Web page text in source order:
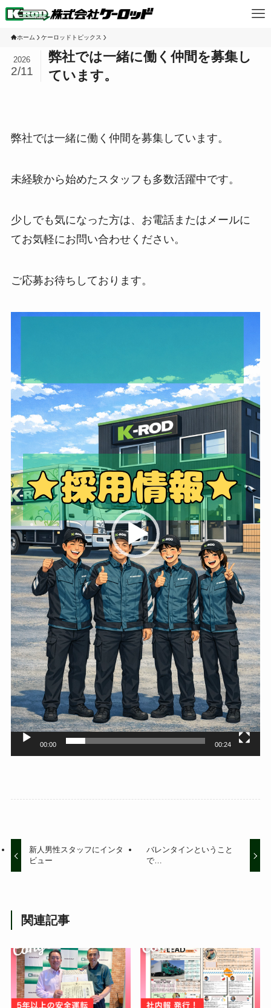
ホーム ケーロッドトピックス
弊社では一緒に働く仲間を募集し
ています。
2026
2/11
弊社では一緒に働く仲間を募集しています。
未経験から始めたスタッフも多数活躍中です。
少しでも気になった方は、お電話またはメールに
てお気軽にお問い合わせください。
ご応募お待ちしております。
レ
ー
ヤ
ー
00:00 00:24
新人男性スタッフにインタ
ビュー
バレンタインということ
で…
関連記事